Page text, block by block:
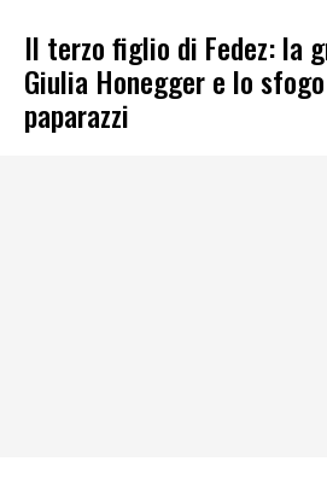
Il terzo figlio di Fedez: la
Giulia Honegger e lo
paparazzi